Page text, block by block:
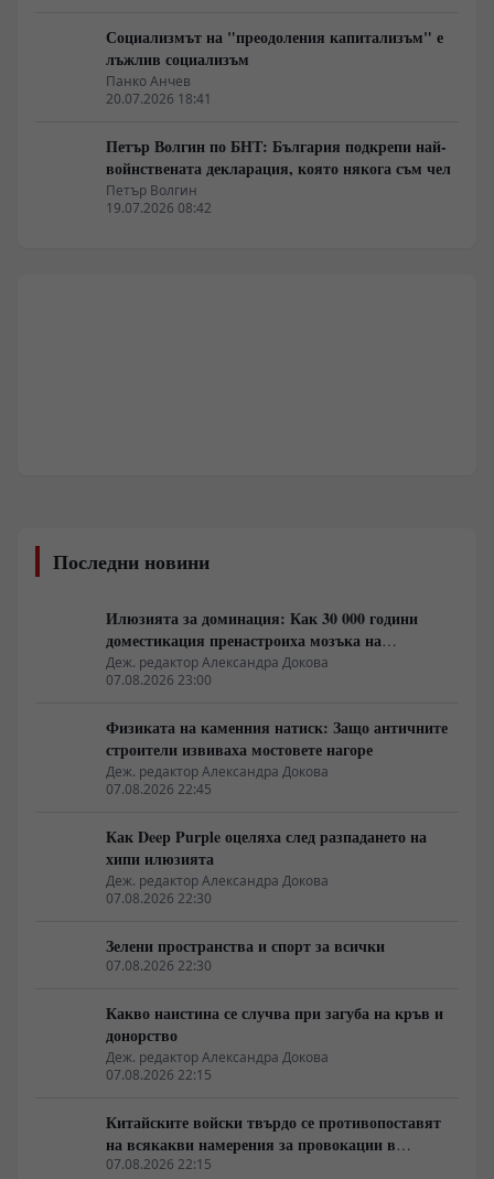
Социализмът на "преодоления капитализъм" е
лъжлив социализъм
Панко Анчев
20.07.2026 18:41
Петър Волгин по БНТ: България подкрепи най-
войнствената декларация, която някога съм чел
Петър Волгин
19.07.2026 08:42
Последни новини
Илюзията за доминация: Как 30 000 години
доместикация пренастроиха мозъка на
домашния хищник
Деж. редактор Александра Докова
07.08.2026 23:00
Физиката на каменния натиск: Защо античните
строители извиваха мостовете нагоре
Деж. редактор Александра Докова
07.08.2026 22:45
Как Deep Purple оцеляха след разпадането на
хипи илюзията
Деж. редактор Александра Докова
07.08.2026 22:30
Зелени пространства и спорт за всички
07.08.2026 22:30
Какво наистина се случва при загуба на кръв и
донорство
Деж. редактор Александра Докова
07.08.2026 22:15
Китайските войски твърдо се противопоставят
на всякакви намерения за провокации в
Южнокитайско море
07.08.2026 22:15